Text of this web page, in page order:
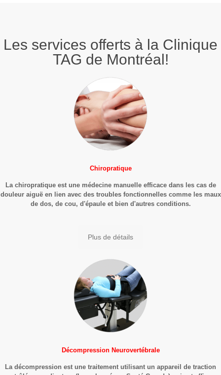
Les services offerts à la Clinique
TAG de Montréal!
Chiropratique
La chiropratique est une médecine manuelle efficace dans les cas de
douleur aiguë en lien avec des troubles fonctionnelles comme les maux
de dos, de cou, d'épaule et bien d'autres conditions.
Plus de détails
Décompression Neurovertébrale
La décompression est une traitement utilisant un appareil de traction